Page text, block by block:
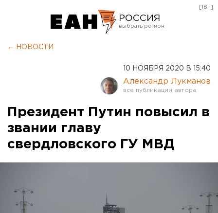
РОССИЯ
Оренбург
[18+]
← НОВОСТИ
10 НОЯБРЯ 2020 В 15:40
Александр Лукманов
Президент Путин повысил в
звании главу
свердловского ГУ МВД